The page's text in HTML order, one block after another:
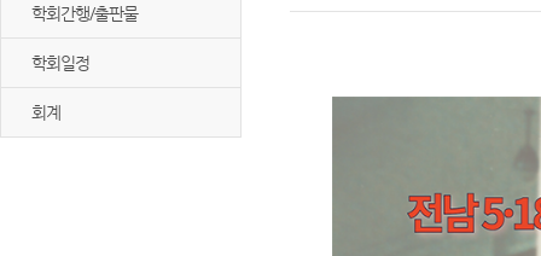
학회간행/출판물
학회일정
회계